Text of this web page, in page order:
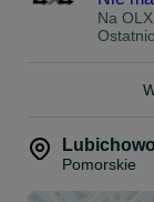
Na
Lubichowo
Pomorskie